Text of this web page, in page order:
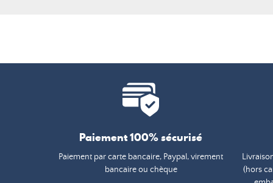
Paiement 100% sécurisé
Paiement par carte bancaire, Paypal, virement
bancaire ou chèque
(hors